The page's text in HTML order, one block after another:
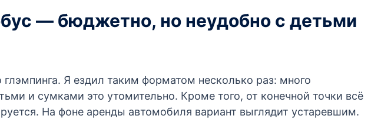
— бюджетно, но неудобно с детьми
Я ездил таким форматом несколько раз: много
и сумками это утомительно. Кроме того, от конечной точки всё
На фоне аренды автомобиля вариант выглядит устаревшим.